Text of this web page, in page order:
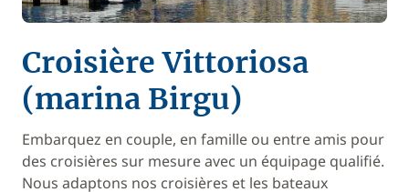
Croisière Vittoriosa
(marina Birgu)
Embarquez en couple, en famille ou entre amis pour
des croisières sur mesure avec un équipage qualifié.
Nous adaptons nos croisières et les bateaux